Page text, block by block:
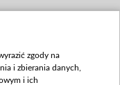
350
zgody na
i zbierania danych,
i ich